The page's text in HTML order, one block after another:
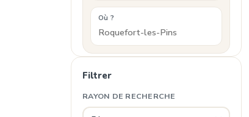
Où ?
Filtrer
RAYON DE RECHERCHE